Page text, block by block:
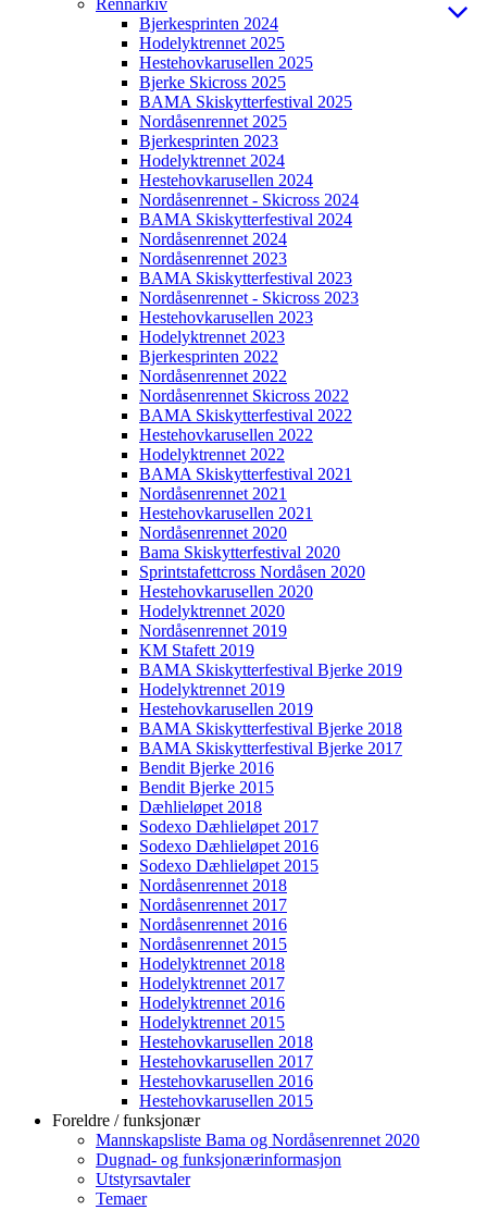
Rennarkiv
Bjerkesprinten 2024
Hodelyktrennet 2025
Hestehovkarusellen 2025
Bjerke Skicross 2025
BAMA Skiskytterfestival 2025
Nordåsenrennet 2025
Bjerkesprinten 2023
Hodelyktrennet 2024
Hestehovkarusellen 2024
Nordåsenrennet - Skicross 2024
BAMA Skiskytterfestival 2024
Nordåsenrennet 2024
Nordåsenrennet 2023
BAMA Skiskytterfestival 2023
Nordåsenrennet - Skicross 2023
Hestehovkarusellen 2023
Hodelyktrennet 2023
Bjerkesprinten 2022
Nordåsenrennet 2022
Nordåsenrennet Skicross 2022
BAMA Skiskytterfestival 2022
Hestehovkarusellen 2022
Hodelyktrennet 2022
BAMA Skiskytterfestival 2021
Nordåsenrennet 2021
Hestehovkarusellen 2021
Nordåsenrennet 2020
Bama Skiskytterfestival 2020
Sprintstafettcross Nordåsen 2020
Hestehovkarusellen 2020
Hodelyktrennet 2020
Nordåsenrennet 2019
KM Stafett 2019
BAMA Skiskytterfestival Bjerke 2019
Hodelyktrennet 2019
Hestehovkarusellen 2019
BAMA Skiskytterfestival Bjerke 2018
BAMA Skiskytterfestival Bjerke 2017
Bendit Bjerke 2016
Bendit Bjerke 2015
Dæhlieløpet 2018
Sodexo Dæhlieløpet 2017
Sodexo Dæhlieløpet 2016
Sodexo Dæhlieløpet 2015
Nordåsenrennet 2018
Nordåsenrennet 2017
Nordåsenrennet 2016
Nordåsenrennet 2015
Hodelyktrennet 2018
Hodelyktrennet 2017
Hodelyktrennet 2016
Hodelyktrennet 2015
Hestehovkarusellen 2018
Hestehovkarusellen 2017
Hestehovkarusellen 2016
Hestehovkarusellen 2015
Foreldre / funksjonær
Mannskapsliste Bama og Nordåsenrennet 2020
Dugnad- og funksjonærinformasjon
Utstyrsavtaler
Temaer